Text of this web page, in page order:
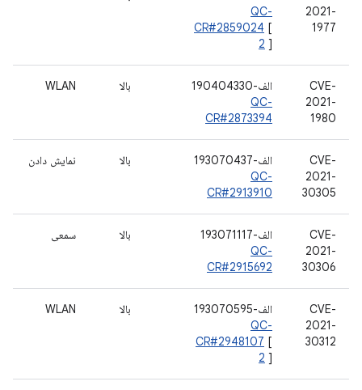
2021-
1977
QC-
CR#2859024 [
2 ]
CVE-
2021-
1980
الف-190404330
QC-
CR#2873394
بالا WLAN
CVE-
2021-
30305
الف-193070437
QC-
CR#2913910
بالا نمایش دادن
CVE-
2021-
30306
الف-193071117
QC-
CR#2915692
بالا سمعی
CVE-
2021-
30312
الف-193070595
QC-
CR#2948107 [
2 ]
بالا WLAN